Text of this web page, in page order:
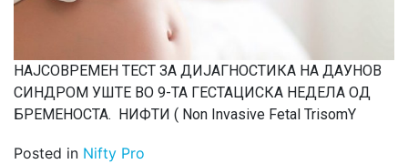
НАЈСОВРЕМЕН ТЕСТ ЗА ДИЈАГНОСТИКА НА ДАУНОВ
СИНДРОМ УШТЕ ВО 9-TA ГЕСТАЦИСКА НЕДЕЛА ОД
БРЕМЕНОСТА. НИФТИ ( Non Invasive Fetal TrisomY
Posted in Nifty Pro